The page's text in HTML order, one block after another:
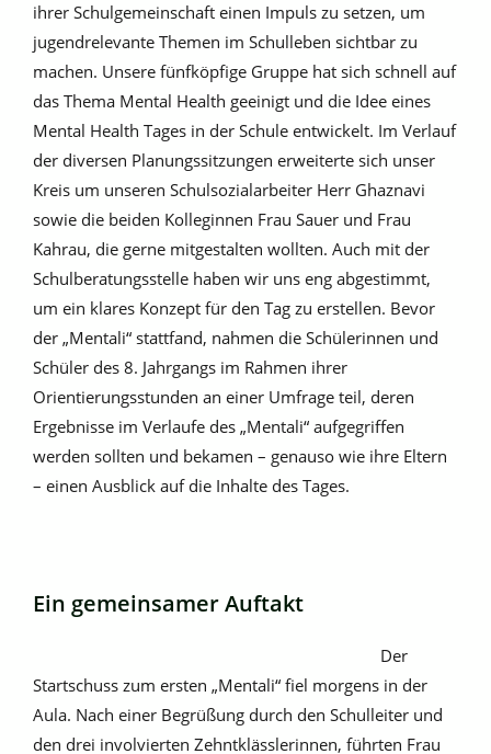
ihrer Schulgemeinschaft einen Impuls zu setzen, um
jugendrelevante Themen im Schulleben sichtbar zu
machen. Unsere fünfköpfige Gruppe hat sich schnell auf
das Thema Mental Health geeinigt und die Idee eines
Mental Health Tages in der Schule entwickelt. Im Verlauf
der diversen Planungssitzungen erweiterte sich unser
Kreis um unseren Schulsozialarbeiter Herr Ghaznavi
sowie die beiden Kolleginnen Frau Sauer und Frau
Kahrau, die gerne mitgestalten wollten. Auch mit der
Schulberatungsstelle haben wir uns eng abgestimmt,
um ein klares Konzept für den Tag zu erstellen. Bevor
der „Mentali“ stattfand, nahmen die Schülerinnen und
Schüler des 8. Jahrgangs im Rahmen ihrer
Orientierungsstunden an einer Umfrage teil, deren
Ergebnisse im Verlaufe des „Mentali“ aufgegriffen
werden sollten und bekamen – genauso wie ihre Eltern
– einen Ausblick auf die Inhalte des Tages.
Ein gemeinsamer Auftakt
Der
Startschuss zum ersten „Mentali“ fiel morgens in der
Aula. Nach einer Begrüßung durch den Schulleiter und
den drei involvierten Zehntklässlerinnen, führten Frau